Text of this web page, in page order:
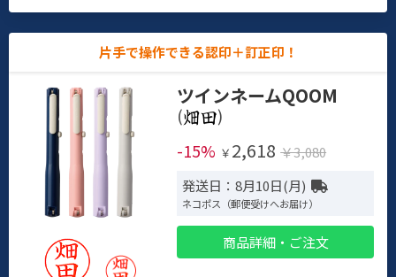
片手で操作できる認印＋訂正印！
ツインネームQOOM
(
)
-15% ￥ 2,618 ￥3,080
発送日：8月10日(月)
ネコポス（郵便受けへお届け）
商品詳細・ご注文